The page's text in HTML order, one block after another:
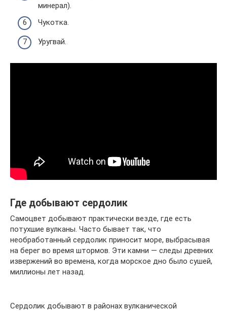
минерал).
Чукотка.
Уругвай.
Где добывают сердолик
Самоцвет добывают практически везде, где есть
потухшие вулканы. Часто бывает так, что
необработанный сердолик приносит море, выбрасывая
на берег во время штормов. Эти камни — следы древних
извержений во времена, когда морское дно было сушей,
миллионы лет назад.
Сердолик добывают в районах вулканической